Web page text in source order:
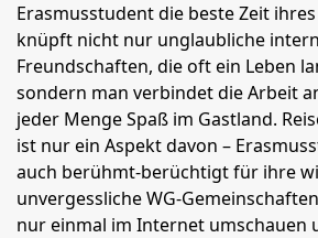
Erasmusstudent die beste Zeit
knüpft nicht nur unglaubliche
Freundschaften, die oft ein Leben
sondern man verbindet die Arbeit
jeder Menge Spaß im Gastland.
ist nur ein Aspekt davon –
auch berühmt-berüchtigt für ihre
unvergessliche WG-
nur einmal im Internet umschauen